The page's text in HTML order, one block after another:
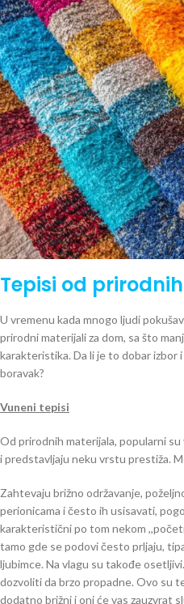
Tepisi od
U vremenu kada mnogo ljudi
prirodni materijali za dom, sa što
karakteristika. Da li je to dobar izbor
boravak?
Vuneni tepisi
Od prirodnih materijala, popularni su
i predstavljaju neku vrstu prestiža.
Zahtevaju brižno održavanje,
perionicama i često ih usisavati,
karakteristični po tom nekom
tamo gde se podovi često prljaju,
ljubimce. Na vlagu su takođe
dozvoliti da brzo propadne. Ovo su
dodatno brižni i oni će vas zauzvrat